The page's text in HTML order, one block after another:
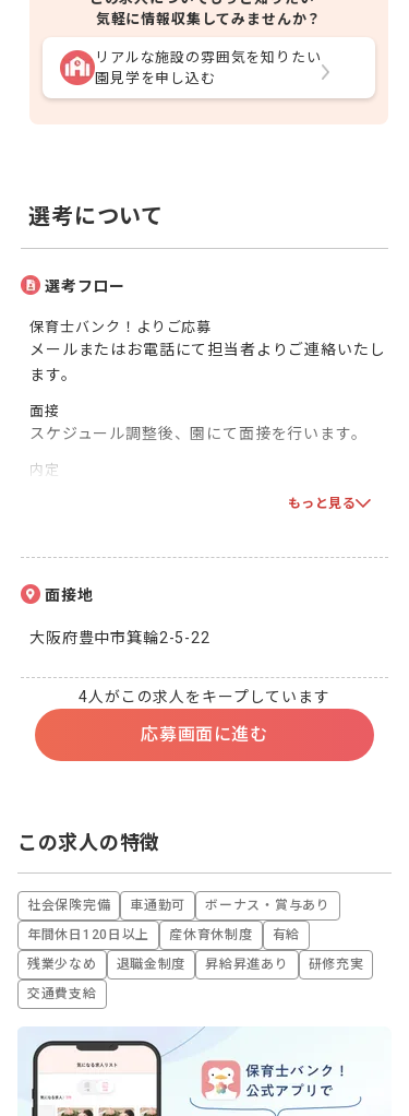
気軽に情報収集してみませんか？
リアルな施設の雰囲気を知りたい
園見学を申し込む
選考について
選考フロー
保育士バンク！よりご応募
メールまたはお電話にて担当者よりご連絡いたし
ます。
面接
スケジュール調整後、園にて面接を行います。
内定
もっと見る
面接地
大阪府豊中市箕輪2-5-22
4人がこの求人をキープしています
応募画面に進む
この求人の特徴
社会保険完備 車通勤可
ボーナス・賞与あり
年間休日120日以上
産休育休制度
有給
残業少なめ
退職金制度 昇給昇進あり
研修充実
交通費支給